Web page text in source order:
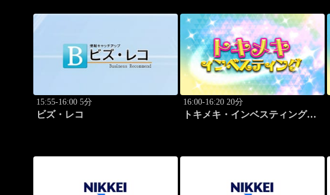
15:55-16:00 5分
ビズ・レコ
16:00-16:20 20分
トキメキ・インベスティング・